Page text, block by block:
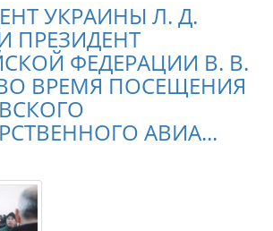
УКРАИНЫ Л. Д.
ПРЕЗИДЕНТ
ФЕДЕРАЦИИ В. В.
ВРЕМЯ ПОСЕЩЕНИЯ
АВИА...